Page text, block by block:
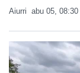
Aiurri abu 05, 08:30